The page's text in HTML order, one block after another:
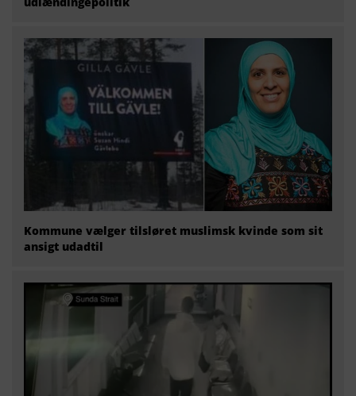
Kommune vælger tilsløret muslimsk kvinde som sit
ansigt udadtil